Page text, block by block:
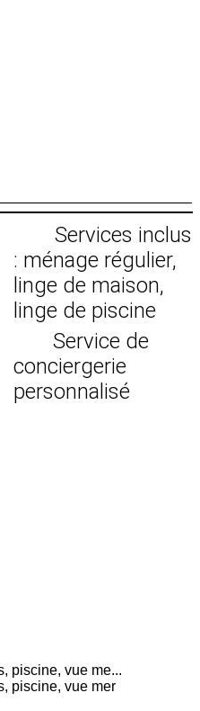
Services inclus
: ménage régulier,
linge de maison,
linge de piscine
Service de
conciergerie
personnalisé
piscine, vue me...
piscine, vue mer